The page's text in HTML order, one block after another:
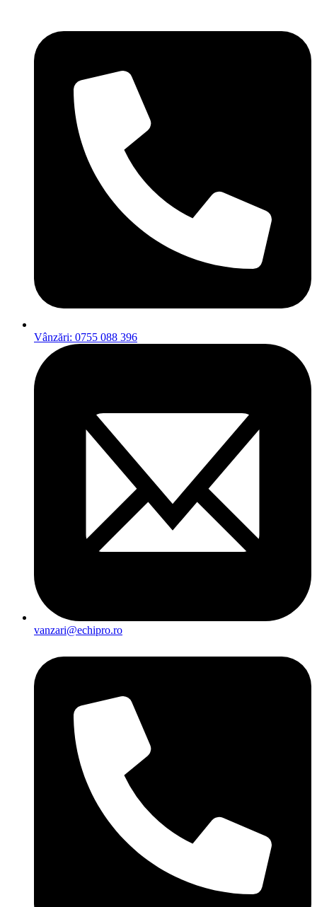
Vânzări: 0755 088 396
vanzari@echipro.ro